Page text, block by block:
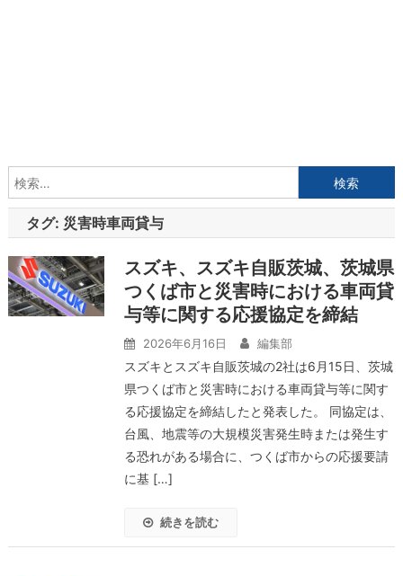
索:
タグ: 災害時車両貸与
スズキ、スズキ自販茨城、茨城県
つくば市と災害時における車両貸
与等に関する応援協定を締結
2026年6月16日 編集部
スズキとスズキ自販茨城の2社は6月15日、茨城
県つくば市と災害時における車両貸与等に関す
る応援協定を締結したと発表した。 同協定は、
台風、地震等の大規模災害発生時または発生す
る恐れがある場合に、つくば市からの応援要請
に基 […]
続きを読む